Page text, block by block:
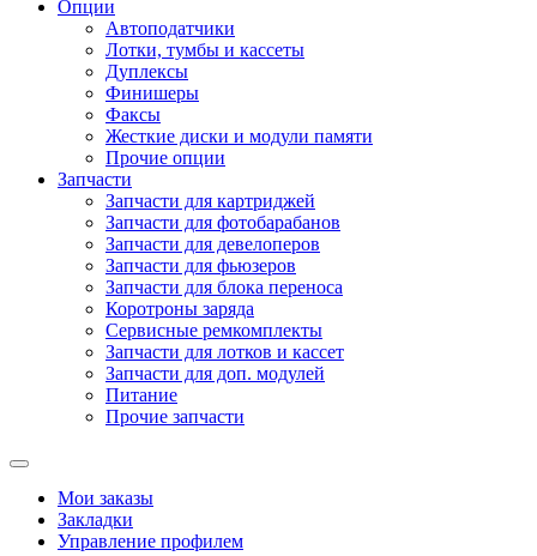
Опции
Автоподатчики
Лотки, тумбы и кассеты
Дуплексы
Финишеры
Факсы
Жесткие диски и модули памяти
Прочие опции
Запчасти
Запчасти для картриджей
Запчасти для фотобарабанов
Запчасти для девелоперов
Запчасти для фьюзеров
Запчасти для блока переноса
Коротроны заряда
Сервисные ремкомплекты
Запчасти для лотков и кассет
Запчасти для доп. модулей
Питание
Прочие запчасти
Мои заказы
Закладки
Управление профилем